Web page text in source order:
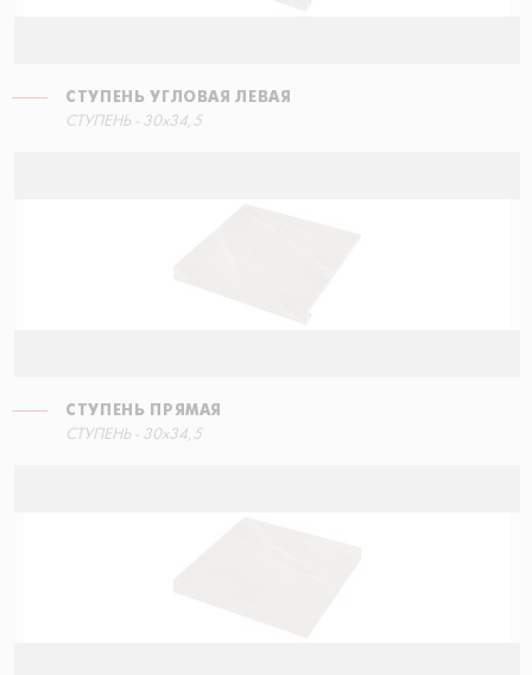
СТУПЕНЬ УГЛОВАЯ ЛЕВАЯ
СТУПЕНЬ - 30x34,5
СТУПЕНЬ ПРЯМАЯ
СТУПЕНЬ - 30x34,5